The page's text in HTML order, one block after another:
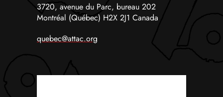
3720, avenue du Parc, bureau 202
Montréal (Québec) H2X 2J1 Canada
quebec@attac.org